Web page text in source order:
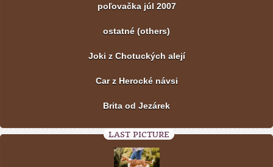
poľovačka júl 2007
ostatné (others)
Joki z Chotuckých alejí
Car z Herocké návsi
Brita od Jezárek
LAST PICTURE